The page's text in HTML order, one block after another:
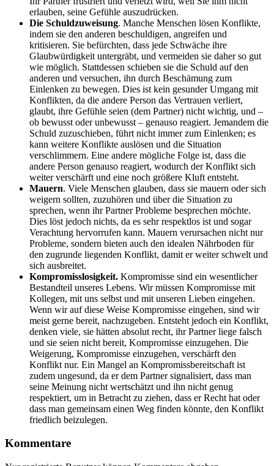
erlauben, seine Gefühle auszudrücken.
Die Schuldzuweisung. Manche Menschen lösen Konflikte,
indem sie den anderen beschuldigen, angreifen und
kritisieren. Sie befürchten, dass jede Schwäche ihre
Glaubwürdigkeit untergräbt, und vermeiden sie daher so gut
wie möglich. Stattdessen schieben sie die Schuld auf den
anderen und versuchen, ihn durch Beschämung zum
Einlenken zu bewegen. Dies ist kein gesunder Umgang mit
Konflikten, da die andere Person das Vertrauen verliert,
glaubt, ihre Gefühle seien (dem Partner) nicht wichtig, und –
ob bewusst oder unbewusst – genauso reagiert. Jemandem die
Schuld zuzuschieben, führt nicht immer zum Einlenken; es
kann weitere Konflikte auslösen und die Situation
verschlimmern. Eine andere mögliche Folge ist, dass die
andere Person genauso reagiert, wodurch der Konflikt sich
weiter verschärft und eine noch größere Kluft entsteht.
Mauern. Viele Menschen glauben, dass sie mauern oder sich
weigern sollten, zuzuhören und über die Situation zu
sprechen, wenn ihr Partner Probleme besprechen möchte.
Dies löst jedoch nichts, da es sehr respektlos ist und sogar
Verachtung hervorrufen kann. Mauern verursachen nicht nur
Probleme, sondern bieten auch den idealen Nährboden für
den zugrunde liegenden Konflikt, damit er weiter schwelt und
sich ausbreitet.
Kompromisslosigkeit. Kompromisse sind ein wesentlicher
Bestandteil unseres Lebens. Wir müssen Kompromisse mit
Kollegen, mit uns selbst und mit unseren Lieben eingehen.
Wenn wir auf diese Weise Kompromisse eingehen, sind wir
meist gerne bereit, nachzugeben. Entsteht jedoch ein Konflikt,
denken viele, sie hätten absolut recht, ihr Partner liege falsch
und sie seien nicht bereit, Kompromisse einzugehen. Die
Weigerung, Kompromisse einzugehen, verschärft den
Konflikt nur. Ein Mangel an Kompromissbereitschaft ist
zudem ungesund, da er dem Partner signalisiert, dass man
seine Meinung nicht wertschätzt und ihn nicht genug
respektiert, um in Betracht zu ziehen, dass er Recht hat oder
dass man gemeinsam einen Weg finden könnte, den Konflikt
friedlich beizulegen.
Kommentare